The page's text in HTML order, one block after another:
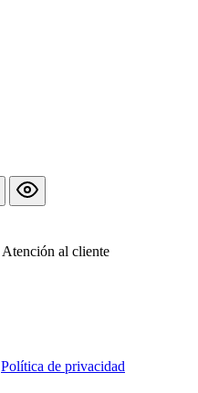
Atención al cliente
Política de privacidad